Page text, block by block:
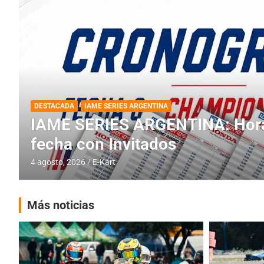
DESTACADA INFORME CENTRAL RMC BUENOS AIRES
RMC BUENOS AIRES: Cerró
histórica en Baradero
4 agosto, 2026 E-Kart
Más noticias